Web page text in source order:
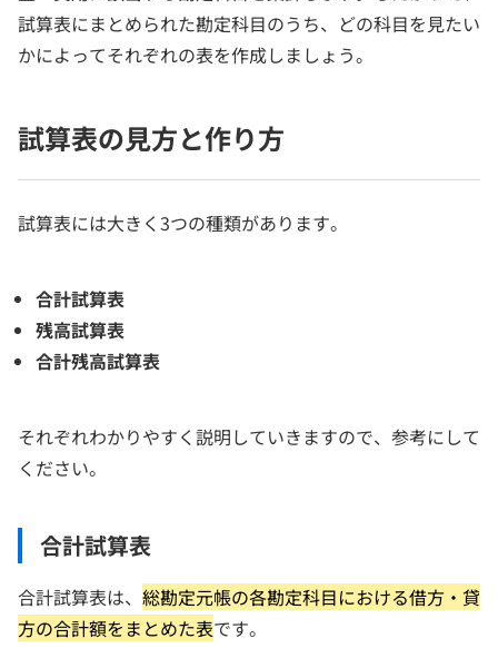
試算表にまとめられた勘定科目のうち、どの科目を見たい
かによってそれぞれの表を作成しましょう。
試算表の見方と作り方
試算表には大きく3つの種類があります。
合計試算表
残高試算表
合計残高試算表
それぞれわかりやすく説明していきますので、参考にして
ください。
合計試算表
合計試算表は、 総勘定元帳の各勘定科目における借方・貸
方の合計額をまとめた表です。